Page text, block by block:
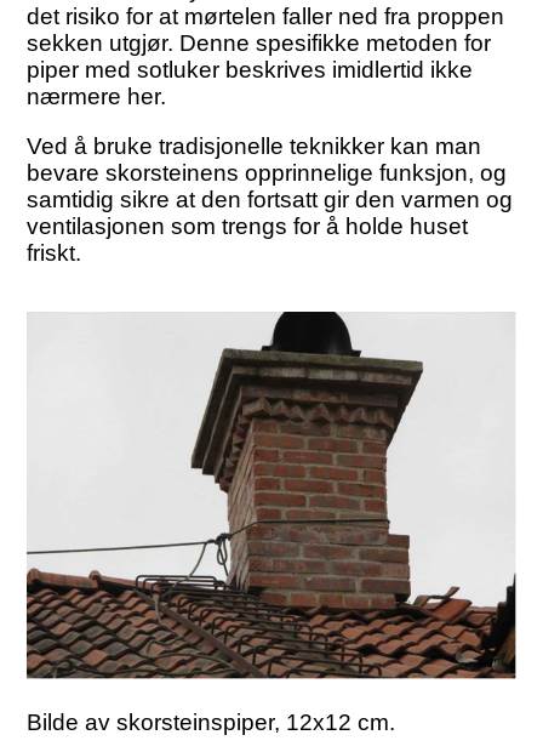
det risiko for at mørtelen faller ned fra proppen
sekken utgjør. Denne spesifikke metoden for
piper med sotluker beskrives imidlertid ikke
nærmere her.
Ved å bruke tradisjonelle teknikker kan man
bevare skorsteinens opprinnelige funksjon, og
samtidig sikre at den fortsatt gir den varmen og
ventilasjonen som trengs for å holde huset
friskt.
Bilde av skorsteinspiper, 12x12 cm.